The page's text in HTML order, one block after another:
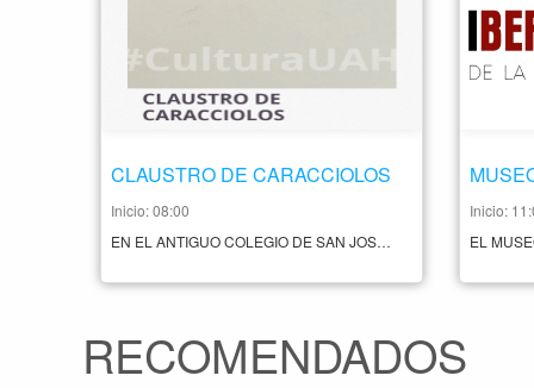
CLAUSTRO DE CARACCIOLOS
Inicio: 08:00
EN EL ANTIGUO COLEGIO DE SAN JOSÉ O DE LOS CARACCIOLOS, ACTUAL FACULTAD DE FILOSOFÍA Y LETRAS, SE ENCUENTRA OTRO DE LOS ESPACIOS EXPOSITIVOS CON PROGRAMACIÓN CONSTANTE DE LA UNIVERSIDAD DE ALCALÁ. EN TORNO A SU ESCALERA CENTRAL, SITUADA ENTRE LOS DOS CLAUSTROS TÍPICOS DE LA TIPOLOGÍA COLEGIAL ALCALAÍNA, SE ARTICULAN EXPOSICIONES DE LA MÁS VARIADA ÍNDOLE: DESDE EXPOSICIONES DIVULGATIVAS DE PROYECTOS O TRABAJOS UNIVESITARIOS (COMO LA QUE MOSTRABA LOS PROYECTOS QUE SE ORGANIZAN DESDE COOPERACIÓN AL DESARROLLO), HASTA EXPOSICIONES DE PINTURA, DIBUJO O FOTOGRAFÍA DE MUY DIVERSOS TEMAS (COMO, POR EJEMPLO, LA DE "LA FOSA" DE ALFREDO ARIAS, QUE BUSCABA LA CONCIENCIACIÓN SOBRE LA INMIGRACIÓN ILEGAL A TRAVÉS DEL MEDITERRÁNEO; O LA DE "MUJERES CON HISTORIA" DE JAVIER GRANADOS, QUE INTENTA, CON HUMOR, APOYAR LA VISIBILIDAD DE LAS MUJERES EN DISTINTOS ÁMBITOS). HORARIO LUNES A VIERNES 8.00 A 21:00 PRECIO A CONSULTAR CONTACTO +34 918 85 50 40
Inicio:
RECOMENDADOS